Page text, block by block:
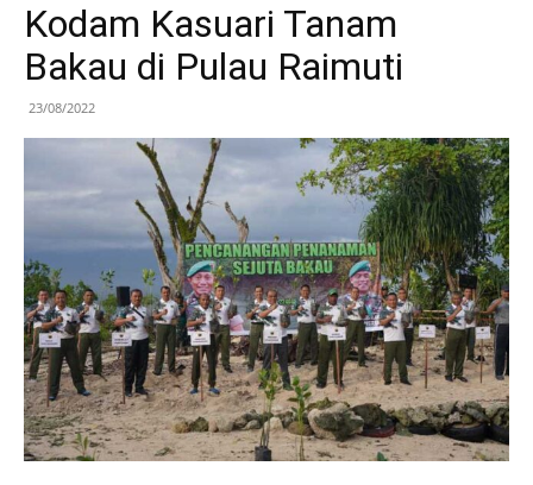
Kodam Kasuari Tanam
Bakau di Pulau Raimuti
23/08/2022